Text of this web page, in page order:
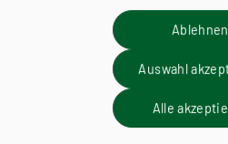
Track 8/Aufgabe 5:27:
Ablehnen
Auswahl
Alle